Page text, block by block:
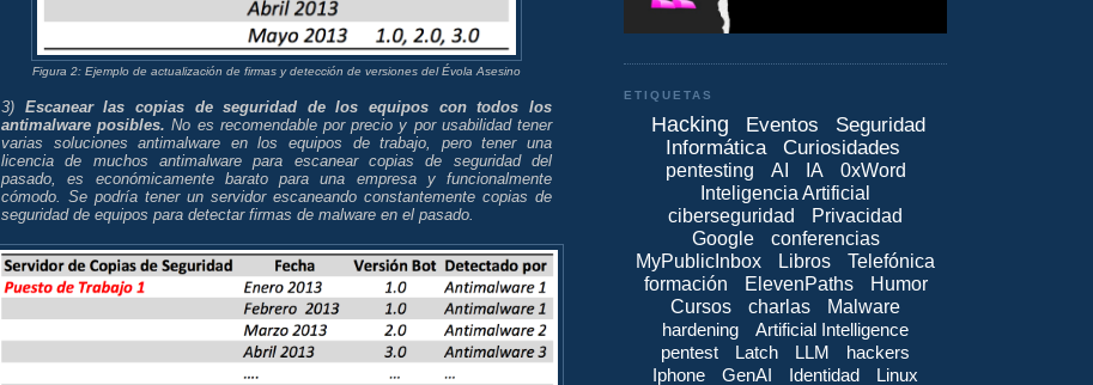
Figura 2: Ejemplo de actualización de firmas y detección de versiones del Évola Asesino
3) Escanear las copias de seguridad de los equipos con todos los
antimalware posibles. No es recomendable por precio y por usabilidad tener
varias soluciones antimalware en los equipos de trabajo, pero tener una
licencia de muchos antimalware para escanear copias de seguridad del
pasado, es económicamente barato para una empresa y funcionalmente
cómodo. Se podría tener un servidor escaneando constantemente copias de
seguridad de equipos para detectar firmas de malware en el pasado.
ETIQUETAS
Hacking Eventos
Seguridad
Informática
Curiosidades
pentesting AI IA
0xWord
Inteligencia Artificial
ciberseguridad
Privacidad
Google
conferencias
MyPublicInbox
Libros
Telefónica
formación
ElevenPaths
Humor
Cursos
charlas
Malware
hardening
Artificial Intelligence
pentest
Latch LLM
hackers
Iphone
GenAI Identidad
Linux